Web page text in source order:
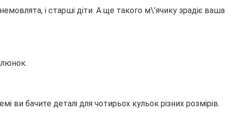
і старші діти. А ще такого м\’ячику зрадіє ваша
ви бачите деталі для чотирьох кульок різних розмірів.